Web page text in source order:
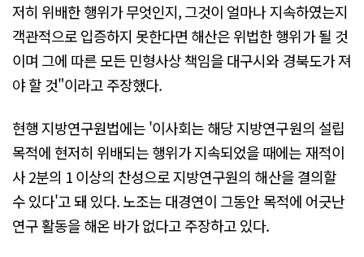
저히 위배한 행위가 무엇인지, 그것이 얼마나 지속하였는지
객관적으로 입증하지 못한다면 해산은 위법한 행위가 될 것
이며 그에 따른 모든 민형사상 책임을 대구시와 경북도가 져
야 할 것"이라고 주장했다.
현행 지방연구원법에는 '이사회는 해당 지방연구원의 설립
목적에 현저히 위배되는 행위가 지속되었을 때에는 재적이
사 2분의 1 이상의 찬성으로 지방연구원의 해산을 결의할
수 있다'고 돼 있다. 노조는 대경연이 그동안 목적에 어긋난
연구 활동을 해온 바가 없다고 주장하고 있다.